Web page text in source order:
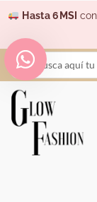
contenido
Hasta 6MSI
Search
...